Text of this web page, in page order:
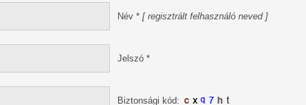
Név * [ regisztrált felhasználó neved ]
Jelszó *
Biztonsági kód: